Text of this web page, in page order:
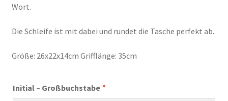
Wort.
Die Schleife ist mit dabei und rundet die Tasche perfekt ab.
Größe: 26x22x14cm Grifflänge: 35cm
Initial – Großbuchstabe *